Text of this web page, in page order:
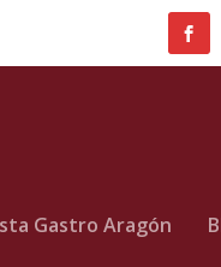
Gastro Aragón